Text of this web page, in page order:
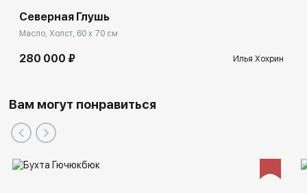
Северная Глушь
Масло, Холст, 60 x 70 см
280 000 ₽ Илья Хохрин
Вам могут понравиться